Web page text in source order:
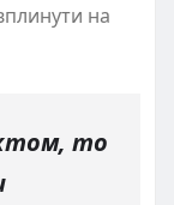
на
то